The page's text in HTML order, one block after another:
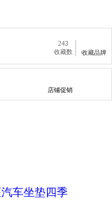
收藏品牌
243
收藏数
店铺促销
车坐垫四季